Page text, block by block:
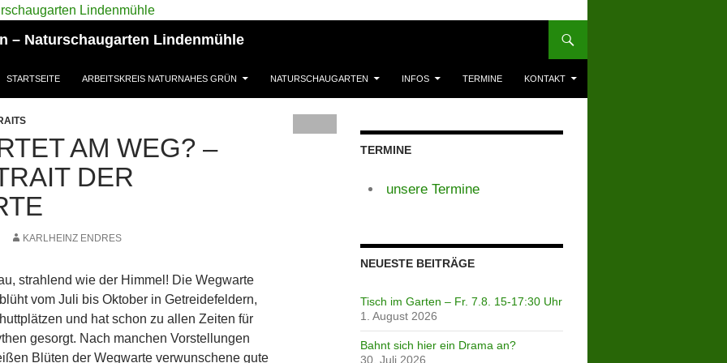
– Naturschaugarten Lindenmühle
STARTSEITE ARBEITSKREIS NATURNAHES GRÜN NATURSCHAUGARTEN INFOS TERMINE KONTAKT
AM WEG? –
DER
KARLHEINZ ENDRES
strahlend wie der Himmel! Die Wegwarte
vom Juli bis Oktober in Getreidefeldern,
und hat schon zu allen Zeiten für
gesorgt. Nach manchen Vorstellungen
Blüten der Wegwarte verwunschene gute
TERMINE
unsere Termine
NEUESTE BEITRÄGE
Tisch im Garten – Fr. 7.8. 15-17:30 Uhr
1. August 2026
Bahnt sich hier ein Drama an?
30. Juli 2026